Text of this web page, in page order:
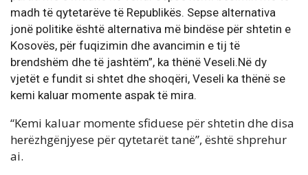
madh të qytetarëve të Republikës. Sepse alternativa
jonë politike është alternativa më bindëse për shtetin e
Kosovës, për fuqizimin dhe avancimin e tij të
brendshëm dhe të jashtëm”, ka thënë Veseli.Në dy
vjetët e fundit si shtet dhe shoqëri, Veseli ka thënë se
kemi kaluar momente aspak të mira.
“Kemi kaluar momente sfiduese për shtetin dhe disa
herëzhgënjyese për qytetarët tanë”, është shprehur
ai.